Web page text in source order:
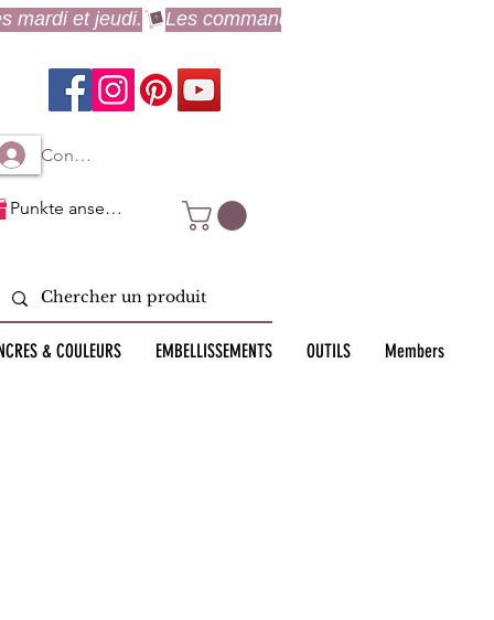
Connexion à mon compte
Punkte ansehen
& COULEURS EMBELLISSEMENTS OUTILS Members